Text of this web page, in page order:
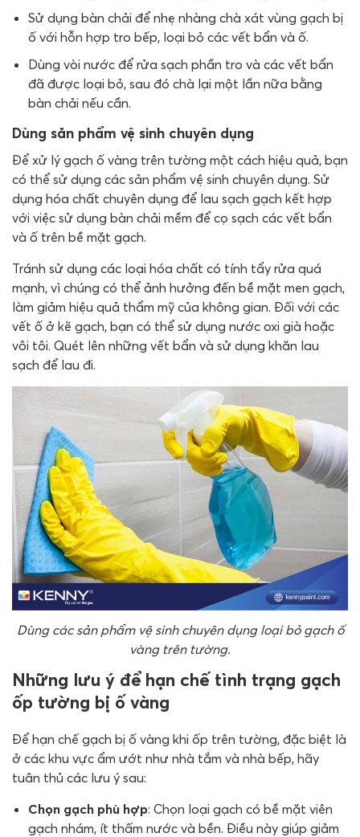
Sử dụng bàn chải để nhẹ nhàng chà xát vùng gạch bị
ố với hỗn hợp tro bếp, loại bỏ các vết bẩn và ố.
Dùng vòi nước để rửa sạch phần tro và các vết bẩn
đã được loại bỏ, sau đó chà lại một lần nữa bằng
bàn chải nếu cần.
Dùng sản phẩm vệ sinh chuyên dụng
Để xử lý gạch ố vàng trên tường một cách hiệu quả, bạn
có thể sử dụng các sản phẩm vệ sinh chuyên dụng. Sử
dụng hóa chất chuyên dụng để lau sạch gạch kết hợp
với việc sử dụng bàn chải mềm để cọ sạch các vết bẩn
và ố trên bề mặt gạch.
Tránh sử dụng các loại hóa chất có tính tẩy rửa quá
mạnh, vì chúng có thể ảnh hưởng đến bề mặt men gạch,
làm giảm hiệu quả thẩm mỹ của không gian. Đối với các
vết ố ở kẽ gạch, bạn có thể sử dụng nước oxi già hoặc
vôi tôi. Quét lên những vết bẩn và sử dụng khăn lau
sạch để lau đi.
Dùng các sản phẩm vệ sinh chuyên dụng loại bỏ gạch ố
vàng trên tường.
Những lưu ý để hạn chế tình trạng gạch
ốp tường bị ố vàng
Để hạn chế gạch bị ố vàng khi ốp trên tường, đặc biệt là
ở các khu vực ẩm ướt như nhà tắm và nhà bếp, hãy
tuân thủ các lưu ý sau:
Chọn gạch phù hợp: Chọn loại gạch có bề mặt viên
gạch nhám, ít thấm nước và bền. Điều này giúp giảm